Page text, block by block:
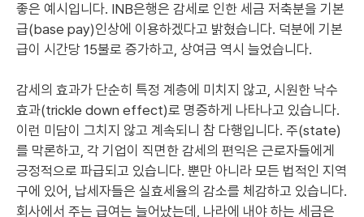
좋은 예시입니다. INB은행은 감세로 인한 세금 저축분을 기본
급(base pay)인상에 이용하겠다고 밝혔습니다. 덕분에 기본
급이 시간당 15불로 증가하고, 상여금 역시 늘었습니다.
감세의 효과가 단순히 특정 계층에 미치지 않고, 시원한 낙수
효과(trickle down effect)로 명증하게 나타나고 있습니다.
이런 미담이 그치지 않고 계속되니 참 다행입니다. 주(state)
를 막론하고, 각 기업이 직면한 감세의 편익은 근로자들에게
긍정적으로 파급되고 있습니다. 뿐만 아니라 모든 법적인 지역
구에 있어, 납세자들은 실효세율의 감소를 체감하고 있습니다.
회사에서 주는 급여는 늘어났는데, 나라에 내야 하는 세금은